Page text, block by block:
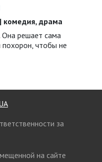
комедия, драма
Она решает сама
похорон, чтобы не
за
на сайте